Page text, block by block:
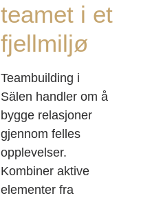
teamet i et
fjellmiljø
Teambuilding i
Sälen handler om å
bygge relasjoner
gjennom felles
opplevelser.
Kombiner aktive
elementer fra